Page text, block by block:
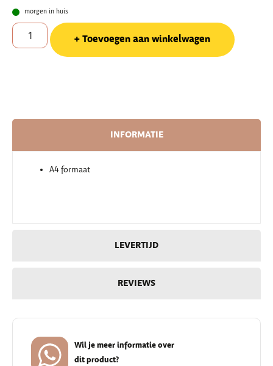
morgen in huis
Toevoegen aan winkelwagen
INFORMATIE
LEVERTIJD
REVIEWS
A4 formaat
Wil je meer informatie over
dit product?